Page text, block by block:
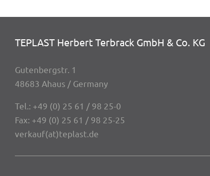
TEPLAST Herbert Terbrack GmbH & Co. KG
Guten­berg­str. 1
48683 Ahaus / Germany
Tel.: +49 (0) 25 61 / 98 25-0
Fax: +49 (0) 25 61 / 98 25-25
verkauf(at)teplast.de